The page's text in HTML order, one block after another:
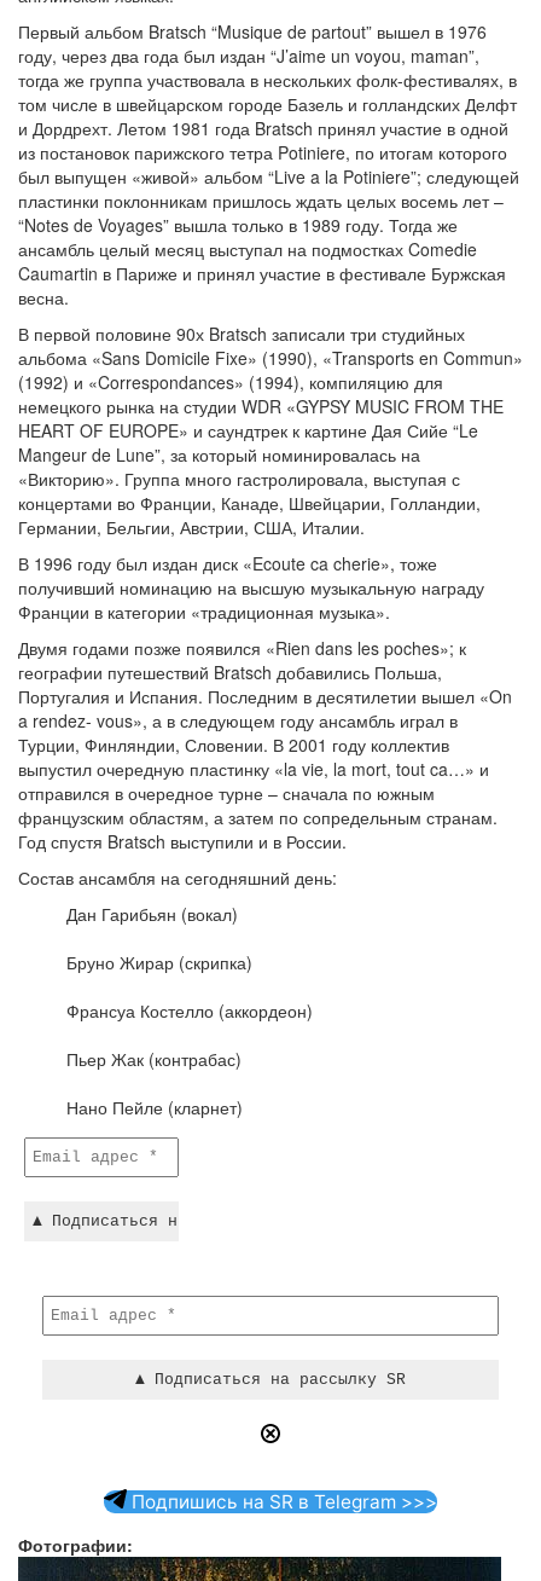
Первый альбом Bratsch “Musique de partout” вышел в 1976
году, через два года был издан “J’aime un voyou, maman”,
тогда же группа участвовала в нескольких фолк-фестивалях, в
том числе в швейцарском городе Базель и голландских Делфт
и Дордрехт. Летом 1981 года Bratsch принял участие в одной
из постановок парижского тетра Potiniere, по итогам которого
был выпущен «живой» альбом “Live a la Potiniere”; следующей
пластинки поклонникам пришлось ждать целых восемь лет –
“Notes de Voyages” вышла только в 1989 году. Тогда же
ансамбль целый месяц выступал на подмостках Comedie
Caumartin в Париже и принял участие в фестивале Буржская
весна.
В первой половине 90х Bratsch записали три студийных
альбома «Sans Domicile Fixe» (1990), «Transports en Commun»
(1992) и «Correspondances» (1994), компиляцию для
немецкого рынка на студии WDR «GYPSY MUSIC FROM THE
HEART OF EUROPE» и саундтрек к картине Дая Сийе “Le
Mangeur de Lune”, за который номинировалась на
«Викторию». Группа много гастролировала, выступая с
концертами во Франции, Канаде, Швейцарии, Голландии,
Германии, Бельгии, Австрии, США, Италии.
В 1996 году был издан диск «Ecoute ca cherie», тоже
получивший номинацию на высшую музыкальную награду
Франции в категории «традиционная музыка».
Двумя годами позже появился «Rien dans les poches»; к
географии путешествий Bratsch добавились Польша,
Португалия и Испания. Последним в десятилетии вышел «On
a rendez- vous», а в следующем году ансамбль играл в
Турции, Финляндии, Словении. В 2001 году коллектив
выпустил очередную пластинку «la vie, la mort, tout ca…» и
отправился в очередное турне – сначала по южным
французским областям, а затем по сопредельным странам.
Год спустя Bratsch выступили и в России.
Состав ансамбля на сегодняшний день:
Дан Гарибьян (вокал)
Бруно Жирар (скрипка)
Франсуа Костелло (аккордеон)
Пьер Жак (контрабас)
Нано Пейле (кларнет)
Подпишись на SR в Telegram >>>
Фотографии: